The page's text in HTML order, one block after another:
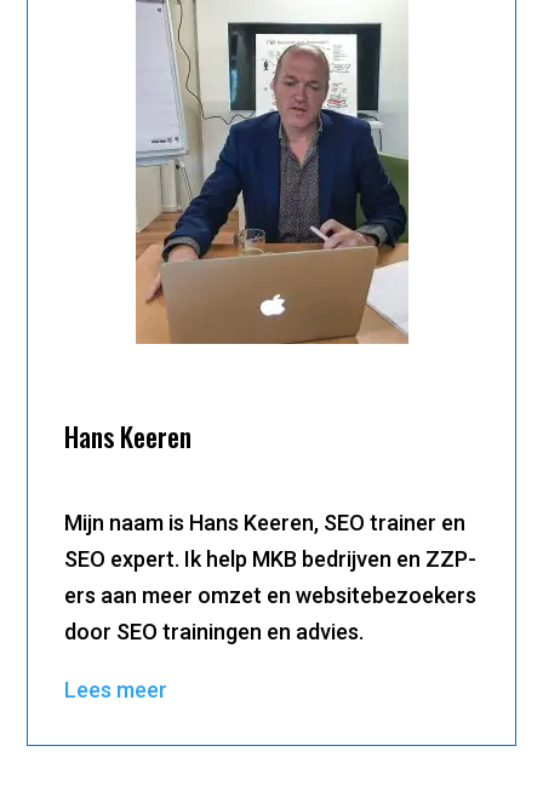
Hans Keeren
Mijn naam is Hans Keeren, SEO trainer en
SEO expert. Ik help MKB bedrijven en ZZP-
ers aan meer omzet en websitebezoekers
door SEO trainingen en advies.
Lees meer